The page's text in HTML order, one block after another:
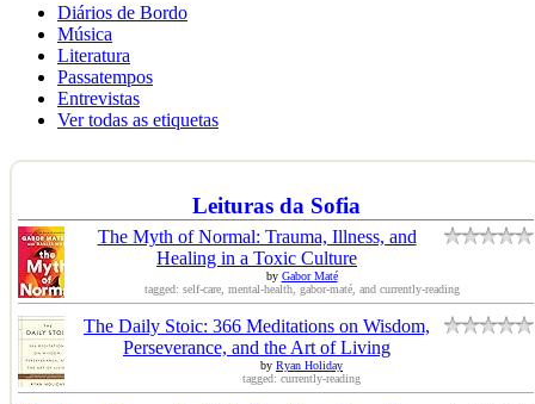
Diários de Bordo
Música
Literatura
Passatempos
Entrevistas
Ver todas as etiquetas
Leituras da Sofia
The Myth of Normal: Trauma, Illness, and
Healing in a Toxic Culture
by Gabor Maté
tagged: self-care, mental-health, gabor-maté, and currently-reading
The Daily Stoic: 366 Meditations on Wisdom,
Perseverance, and the Art of Living
by Ryan Holiday
tagged: currently-reading